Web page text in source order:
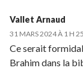
Vallet Arnaud
31 MARS 2024 À 1 H
Ce serait
Brahim dans la